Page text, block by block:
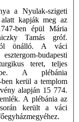
a Nyulak-szigeti
kapják meg az
ben épül Mária
Tamás gróf.
önálló. A váci
budapesti
teret, teljes
A plébánia
ben kerül a templom
alapján 15 774.
A plébánia az
során került a váci